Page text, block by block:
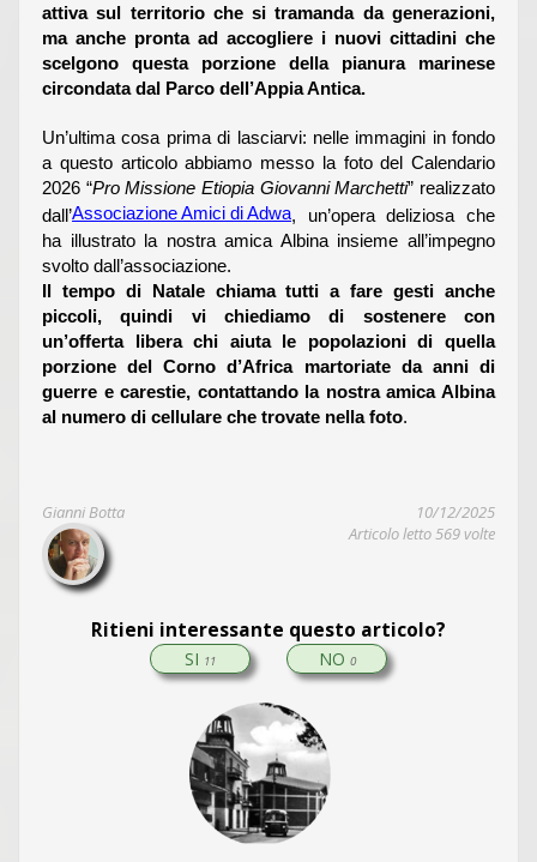
attiva sul territorio che si tramanda da generazioni,
ma anche pronta ad accogliere i nuovi cittadini che
scelgono questa porzione della pianura marinese
circondata dal Parco dell’Appia Antica.
Un’ultima cosa prima di lasciarvi: nelle immagini in fondo
a questo articolo abbiamo messo la foto del Calendario
2026 “Pro Missione Etiopia Giovanni Marchetti” realizzato
dall’Associazione Amici di Adwa, un’opera deliziosa che
ha illustrato la nostra amica Albina insieme all’impegno
svolto dall’associazione.
Il tempo di Natale chiama tutti a fare gesti anche
piccoli, quindi vi chiediamo di sostenere con
un’offerta libera chi aiuta le popolazioni di quella
porzione del Corno d’Africa martoriate da anni di
guerre e carestie, contattando la nostra amica Albina
al numero di cellulare che trovate nella foto.
Gianni Botta
10/12/2025
Articolo letto 569 volte
Ritieni interessante questo articolo?
SI 11 NO 0